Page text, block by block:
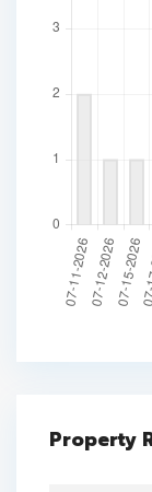
Property